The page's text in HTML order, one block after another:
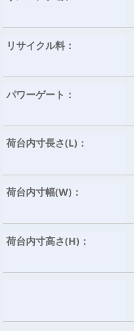
リサイクル料：
パワーゲート：
荷台内寸長さ(L)：
荷台内寸幅(W)：
荷台内寸高さ(H)：